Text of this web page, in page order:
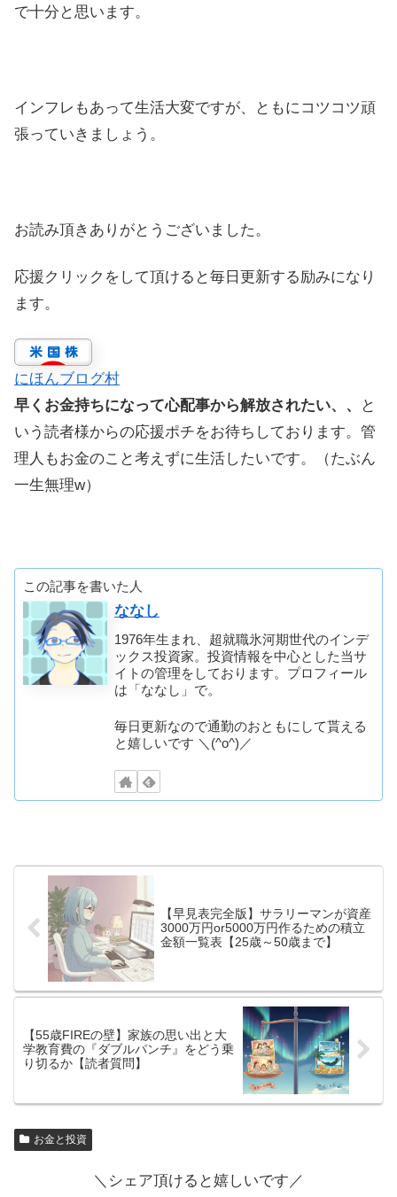
で十分と思います。
インフレもあって生活大変ですが、ともにコツコツ頑
張っていきましょう。
お読み頂きありがとうございました。
応援クリックをして頂けると毎日更新する励みになり
ます。
にほんブログ村
早くお金持ちになって心配事から解放されたい、、
と
いう読者様からの応援ポチをお待ちしております。管
理人もお金のこと考えずに生活したいです。（たぶん
一生無理w）
この記事を書いた人
ななし
1976年生まれ、超就職氷河期世代のインデ
ックス投資家。投資情報を中心とした当サ
イトの管理をしております。プロフィール
は「ななし」で。
毎日更新なので通勤のおともにして貰える
と嬉しいです ＼(^o^)／
【早見表完全版】サラリーマンが資産
3000万円or5000万円作るための積立
金額一覧表【25歳～50歳まで】
【55歳FIREの壁】家族の思い出と大
学教育費の『ダブルパンチ』をどう乗
り切るか【読者質問】
お金と投資
＼シェア頂けると嬉しいです／